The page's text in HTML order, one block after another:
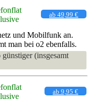
ab 49,99 €
und Mobilfunk an.
man bei o2 ebenfalls.
(insgesamt
ab 9,95 €